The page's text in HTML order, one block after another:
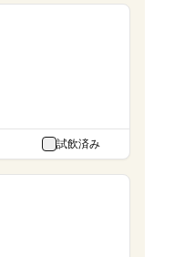
試飲済み